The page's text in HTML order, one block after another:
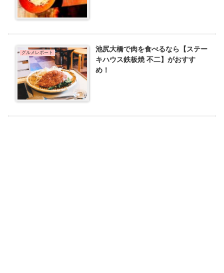
グルメレポート
池尻大橋で肉を食べるなら【ステー
キハウス鉄板焼 不二】がおすす
め！